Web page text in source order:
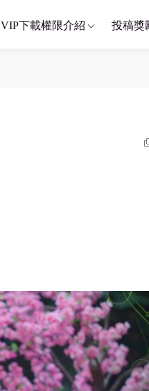
VIP下載權限介紹 投稿獎